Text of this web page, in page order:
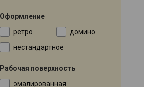
Оформление
ретро
домино
нестандартное
Рабочая поверхность
эмалированная